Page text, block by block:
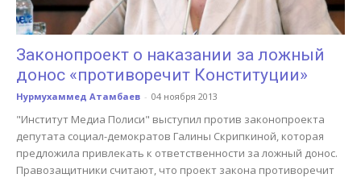
Законопроект о наказании за ложный
донос «противоречит Конституции»
Нурмухаммед Атамбаев - 04 ноября 2013
"Институт Медиа Полиси" выступил против законопроекта
депутата социал-демократов Галины Скрипкиной, которая
предложила привлекать к ответственности за ложный донос.
Правозащитники считают, что проект закона противоречит